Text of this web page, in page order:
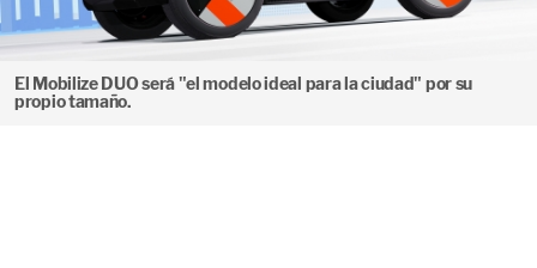
El Mobilize DUO será "el modelo ideal para la ciudad" por su
propio tamaño.